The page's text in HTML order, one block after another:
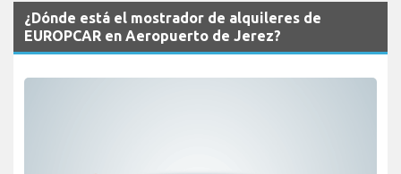
¿Dónde está el mostrador de alquileres de
EUROPCAR en Aeropuerto de Jerez?